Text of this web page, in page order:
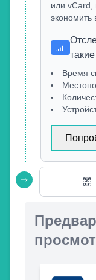
или
экономить
Время